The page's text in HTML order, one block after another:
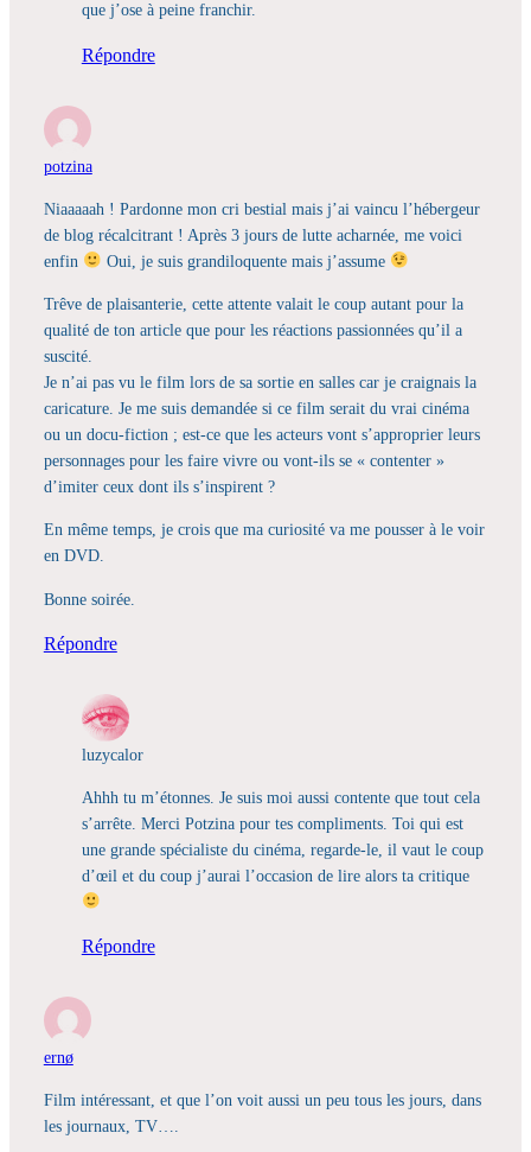
que j’ose à peine franchir.
Répondre
potzina
Niaaaaah ! Pardonne mon cri bestial mais j’ai vaincu l’hébergeur
de blog récalcitrant ! Après 3 jours de lutte acharnée, me voici
enfin
Oui, je suis grandiloquente mais j’assume
Trêve de plaisanterie, cette attente valait le coup autant pour la
qualité de ton article que pour les réactions passionnées qu’il a
suscité.
Je n’ai pas vu le film lors de sa sortie en salles car je craignais la
caricature. Je me suis demandée si ce film serait du vrai cinéma
ou un docu-fiction ; est-ce que les acteurs vont s’approprier leurs
personnages pour les faire vivre ou vont-ils se « contenter »
d’imiter ceux dont ils s’inspirent ?
En même temps, je crois que ma curiosité va me pousser à le voir
en DVD.
Bonne soirée.
Répondre
luzycalor
Ahhh tu m’étonnes. Je suis moi aussi contente que tout cela
s’arrête. Merci Potzina pour tes compliments. Toi qui est
une grande spécialiste du cinéma, regarde-le, il vaut le coup
d’œil et du coup j’aurai l’occasion de lire alors ta critique
Répondre
ernø
Film intéressant, et que l’on voit aussi un peu tous les jours, dans
les journaux, TV….